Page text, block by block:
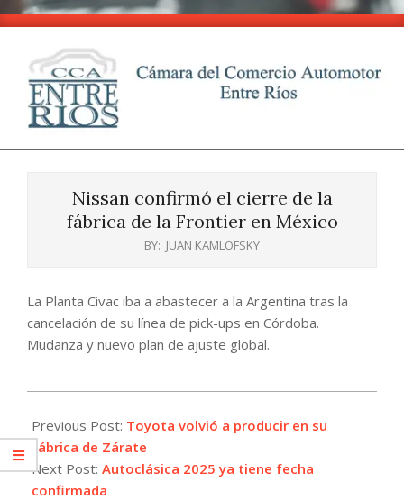
Skip
content
CCA
EntreNissan confirmó el cierre de la
fábrica de la Frontier en México
BY: JUAN KAMLOFSKY
La Planta Civac iba a abastecer a la Argentina tras la
cancelación de su línea de pick-ups en Córdoba.
Mudanza y nuevo plan de ajuste global.
07-
30
Previous Post: Toyota volvió a producir en su
fábrica de Zárate
Next Post: Autoclásica 2025 ya tiene fecha
confirmada